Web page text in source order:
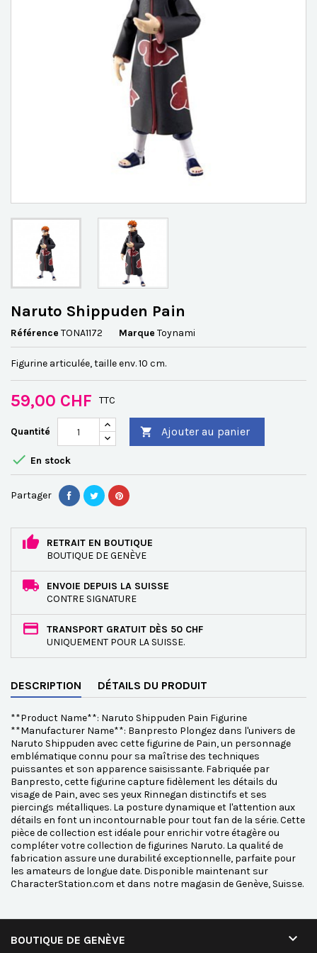
Naruto Shippuden Pain
Référence TONA1172 Marque Toynami
Figurine articulée, taille env. 10 cm.
59,00 CHF TTC
Quantité  Ajouter au panier
 En stock
Partager
RETRAIT EN BOUTIQUE
BOUTIQUE DE GENÈVE
ENVOIE DEPUIS LA SUISSE
CONTRE SIGNATURE
TRANSPORT GRATUIT DÈS 50 CHF
UNIQUEMENT POUR LA SUISSE.
DESCRIPTION DÉTAILS DU PRODUIT
**Product Name**: Naruto Shippuden Pain Figurine
**Manufacturer Name**: Banpresto Plongez dans l'univers de
Naruto Shippuden avec cette figurine de Pain, un personnage
emblématique connu pour sa maîtrise des techniques
puissantes et son apparence saisissante. Fabriquée par
Banpresto, cette figurine capture fidèlement les détails du
visage de Pain, avec ses yeux Rinnegan distinctifs et ses
piercings métalliques. La posture dynamique et l'attention aux
détails en font un incontournable pour tout fan de la série. Cette
pièce de collection est idéale pour enrichir votre étagère ou
compléter votre collection de figurines Naruto. La qualité de
fabrication assure une durabilité exceptionnelle, parfaite pour
les amateurs de longue date. Disponible maintenant sur
CharacterStation.com et dans notre magasin de Genève, Suisse.
BOUTIQUE DE GENÈVE 